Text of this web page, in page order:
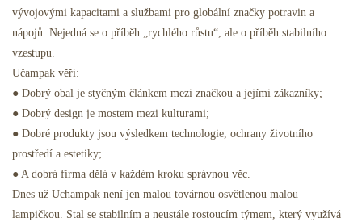
vývojovými kapacitami a službami pro globální značky potravin a
nápojů. Nejedná se o příběh „rychlého růstu“, ale o příběh stabilního
vzestupu.
Učampak věří:
● Dobrý obal je styčným článkem mezi značkou a jejími zákazníky;
● Dobrý design je mostem mezi kulturami;
● Dobré produkty jsou výsledkem technologie, ochrany životního
prostředí a estetiky;
● A dobrá firma dělá v každém kroku správnou věc.
Dnes už Uchampak není jen malou továrnou osvětlenou malou
lampičkou. Stal se stabilním a neustále rostoucím týmem, který využívá